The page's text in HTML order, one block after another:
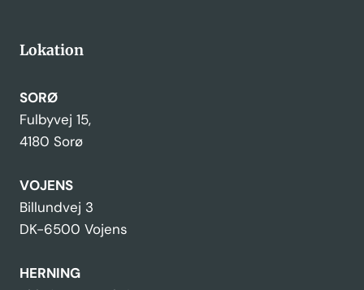
Lokation
SORØ
Fulbyvej 15,
4180 Sorø
VOJENS
Billundvej 3
DK-6500 Vojens
HERNING